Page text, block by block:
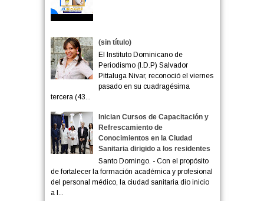
(sin título)
El Instituto Dominicano de
Periodismo (I.D.P) Salvador
Pittaluga Nivar, reconoció el viernes
pasado en su cuadragésima
tercera (43...
Inician Cursos de Capacitación y
Refrescamiento de
Conocimientos en la Ciudad
Sanitaria dirigido a los residentes
Santo Domingo. - Con el propósito
de fortalecer la formación académica y profesional
del personal médico, la ciudad sanitaria dio inicio
a l...